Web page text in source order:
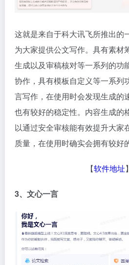
这就是来自于科大讯飞所推出的
为大家提供公文写作。具有素材
生成以及审稿核对等一系列的功
协作，具有模板自定义等一系列
言写作，在使用时会发现生成的
也有较好的稳定性。内容生成的
以通过安全审核能有效提升大家
质量，在使用时确实会拥有较好
【软件地址】
3、文心一言